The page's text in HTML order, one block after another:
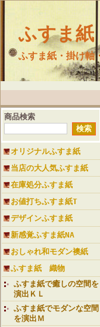
ふすま
ふすま紙・掛け
商品検索
オリジナルふすま紙
当店の大人気ふすま紙
在庫処分ふすま紙
お値打ちふすま紙T
デザインふすま紙
新感覚ふすま紙NA
おしゃれ和モダン襖紙
ふすま紙 織物
ふすま紙で癒しの空間を
演出ＫＬ
ふすま紙でモダンな空間
を演出Ｍ